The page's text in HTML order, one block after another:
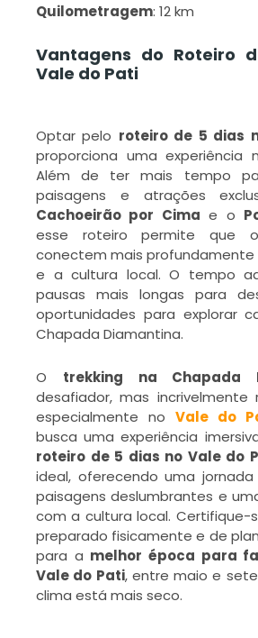
Quilometragem: 12 km
Vantagens do Roteiro
Vale do Pati
Optar pelo roteiro de 5 dias
proporciona uma experiência
Além de ter mais tempo
paisagens e atrações
Cachoeirão por Cima e o
esse roteiro permite que
conectem mais
e a cultura local. O tempo
pausas mais longas para
oportunidades para explorar
Chapada Diamantina.
O trekking na Chapada
desafiador, mas incrivelmente
especialmente no Vale do
busca uma experiência
roteiro de 5 dias no Vale do
ideal, oferecendo uma
paisagens deslumbrantes e
com a cultura local. Certifique-
preparado fisicamente e de
para a melhor época para
Vale do Pati, entre maio e
clima está mais seco.